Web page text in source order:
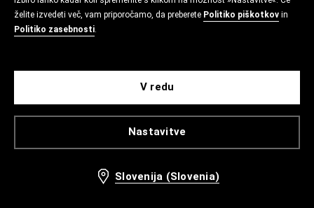
želite izvedeti več, vam priporočamo, da preberete Politiko piškotkov in
Politiko zasebnosti.
Nastavitve
V redu
Slovenija (Slovenia)